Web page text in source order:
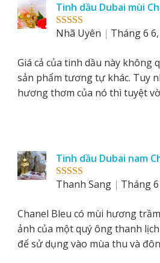
Rated5out
Tinh dầu Dubai mùi
Nhã Uyên
Tháng 6
Giá cả của tinh dầu này không
sản phẩm tương tự khác. Tuy
hương thơm của nó thì tuyệt
Rated 5out
Tinh dầu Dubai nam
Thanh Sang
Tháng
Chanel Bleu có mùi hương
ảnh của một quý ông thanh
để sử dụng vào mùa thu và